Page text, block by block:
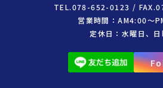
TEL.078-652-0123 /
営業時間：AM4:00～
定休日：水曜日、日